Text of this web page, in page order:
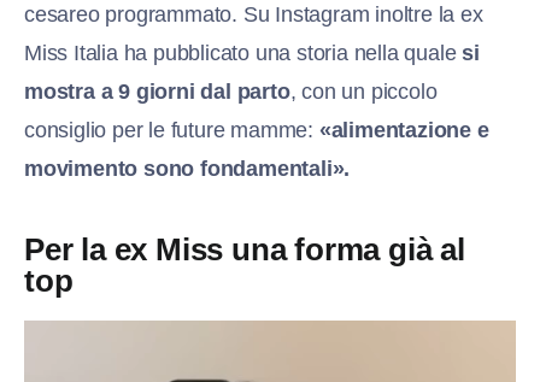
cesareo programmato. Su Instagram inoltre la ex
Miss Italia ha pubblicato una storia nella qualesi
mostra a 9 giorni dal parto, con un piccolo
consiglio per le future mamme: «alimentazione e
movimento sono fondamentali».
Per la ex Miss una forma già al
top